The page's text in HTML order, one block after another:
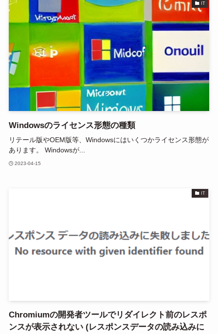
IT
Windowsのライセンス形態の種類
リテール版やOEM版等、Windowsにはいくつかライセンス形態が
あります。 Windowsが...
2023-04-15
IT
Chromiumの開発者ツールでリダイレクト前のレスポ
ンスが表示されない (レスポンスデータの読み込みに